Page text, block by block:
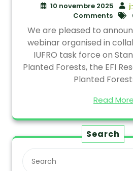
10 novembre 2025
Comments
We are pleased to
webinar organised in
IUFRO task force on
Planted Forests, the EFI
Planted
Read More
Search